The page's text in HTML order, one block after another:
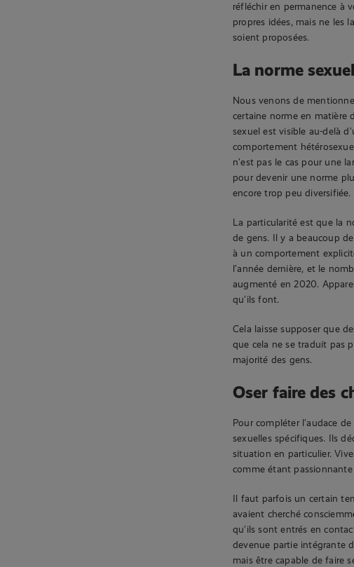
réfléchir en permanence à
propres idées, mais ne les
soient proposées.
La norme
Nous venons de
certaine norme en matière
sexuel est visible au-delà
comportement
n’est pas le cas pour une
pour devenir une norme
encore trop peu diversifiée.
La particularité est que la
de gens. Il y a beaucoup
à un comportement
l’année dernière, et le
augmenté en 2020.
qu’ils font.
Cela laisse supposer que
que cela ne se traduit pas
majorité des gens.
Oser faire des
Pour compléter l’audace
sexuelles spécifiques. Ils
situation en particulier.
comme étant
Il faut parfois un certain
avaient cherché
qu’ils sont entrés en
devenue partie intégrante
mais être capable de faire